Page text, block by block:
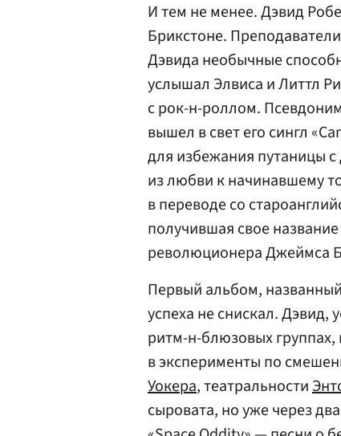
И тем не менее. Дэвид
Брикстоне.
Дэвида необычные
услышал Элвиса и Литтл
с рок-н-роллом.
вышел в свет его сингл
для избежания путаницы
из любви к начинавшему
в переводе со
получившая свое
революционера Джеймса
Первый альбом,
успеха не снискал. Дэвид,
ритм-н-блюзовых группах,
в эксперименты по
Уокера, театральности
сыровата, но уже через